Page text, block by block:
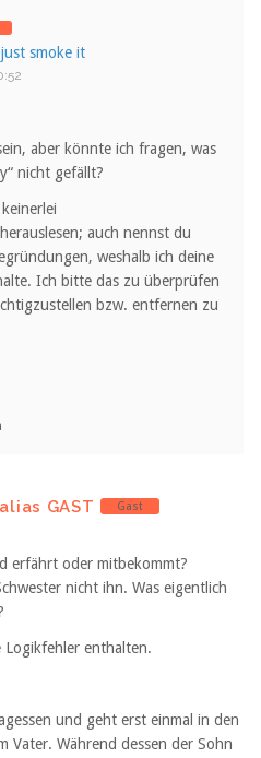
smoke it
aber könnte ich fragen, was
nicht gefällt?
auch nennst du
weshalb ich deine
Ich bitte das zu überprüfen
bzw. entfernen zu
GAST Gast
erfährt oder mitbekommt?
nicht ihn. Was eigentlich
Logikfehler enthalten.
und geht erst einmal in den
Vater. Während dessen der Sohn